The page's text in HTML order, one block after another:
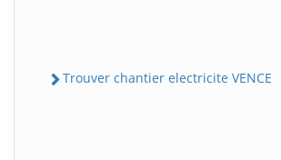
Trouver chantier electricite VENCE